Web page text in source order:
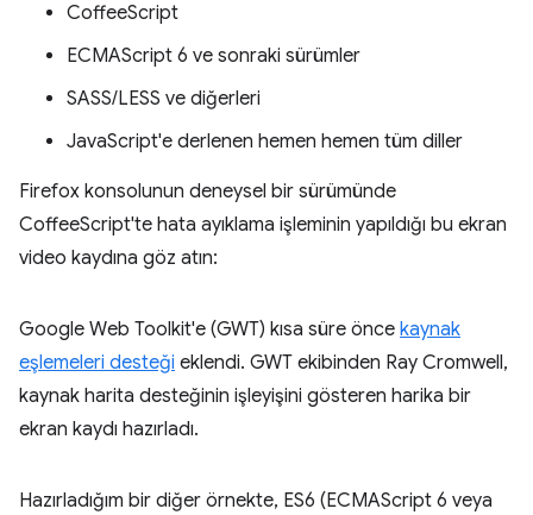
CoffeeScript
ECMAScript 6 ve sonraki sürümler
SASS/LESS ve diğerleri
JavaScript'e derlenen hemen hemen tüm diller
Firefox konsolunun deneysel bir sürümünde
CoffeeScript'te hata ayıklama işleminin yapıldığı bu ekran
video kaydına göz atın:
Google Web Toolkit'e (GWT) kısa süre önce kaynak
eşlemeleri desteği eklendi. GWT ekibinden Ray Cromwell,
kaynak harita desteğinin işleyişini gösteren harika bir
ekran kaydı hazırladı.
Hazırladığım bir diğer örnekte, ES6 (ECMAScript 6 veya